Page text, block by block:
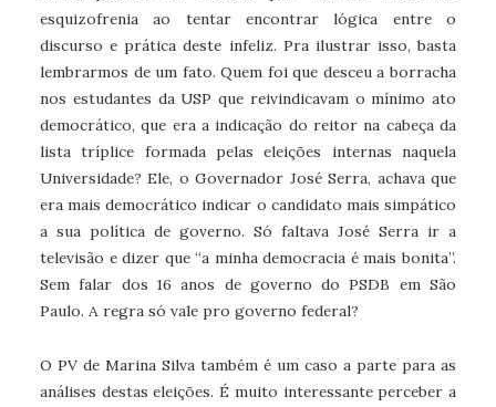
esquizofrenia ao tentar encontrar lógica entre o
discurso e prática deste infeliz. Pra ilustrar isso, basta
lembrarmos de um fato. Quem foi que desceu a borracha
nos estudantes da USP que reivindicavam o mínimo ato
democrático, que era a indicação do reitor na cabeça da
lista tríplice formada pelas eleições internas naquela
Universidade? Ele, o Governador José Serra, achava que
era mais democrático indicar o candidato mais simpático
a sua política de governo. Só faltava José Serra ir a
televisão e dizer que “a minha democracia é mais bonita”.
Sem falar dos 16 anos de governo do PSDB em São
Paulo. A regra só vale pro governo federal?
O PV de Marina Silva também é um caso a parte para as
análises destas eleições. É muito interessante perceber a